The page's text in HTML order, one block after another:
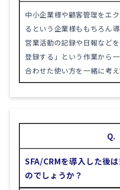
中小企業様や顧客管理をエ
るという企業様ももちろん導
営業活動の記録や日報など
登録する」という作業から
合わせた使い方を一緒に考え
Q.
SFA/CRMを導入した後
のでしょうか？